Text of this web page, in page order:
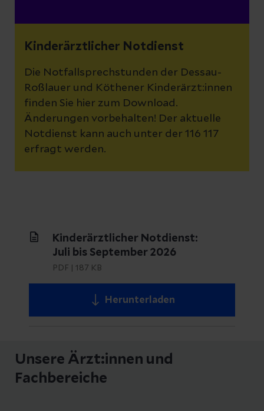
Kinderärztlicher Notdienst
Die Notfallsprechstunden der Dessau-
Roßlauer und Köthener Kinderärzt:innen
finden Sie hier zum Download.
Änderungen vorbehalten! Der aktuelle
Notdienst kann auch unter der 116 117
erfragt werden.
Kinderärztlicher Notdienst:
Juli bis September 2026
PDF 187 KB
Herunterladen
Unsere Ärzt:innen und
Fachbereiche